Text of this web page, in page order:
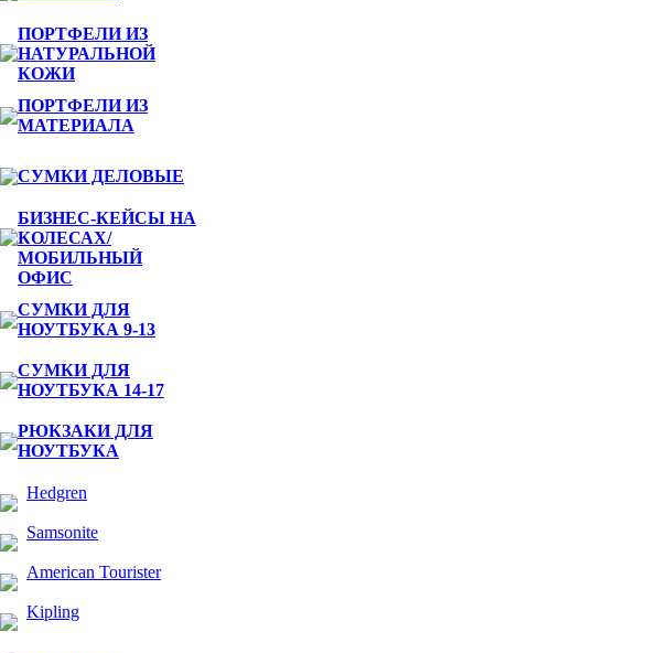
ПОРТФЕЛИ ИЗ
НАТУРАЛЬНОЙ
КОЖИ
ПОРТФЕЛИ ИЗ
МАТЕРИАЛА
СУМКИ ДЕЛОВЫЕ
БИЗНЕС-КЕЙСЫ НА
КОЛЕСАХ/
МОБИЛЬНЫЙ
ОФИС
СУМКИ ДЛЯ
НОУТБУКА 9-13
СУМКИ ДЛЯ
НОУТБУКА 14-17
РЮКЗАКИ ДЛЯ
НОУТБУКА
Hedgren
Samsonite
American Tourister
Kipling